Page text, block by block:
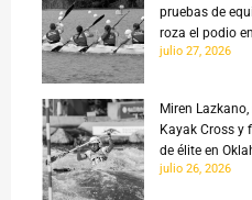
pruebas de
roza el podio
julio 27, 2026
Miren
Kayak Cross y
de élite en
julio 26, 2026